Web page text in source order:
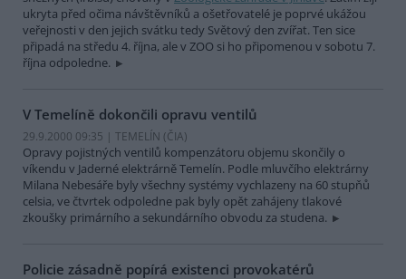
ukryta před očima návštěvníků a ošetřovatelé je poprvé ukážou
veřejnosti v den jejich svátku tedy Světový den zvířat. Ten sice
připadá na středu 4. října, ale v ZOO si ho připomenou v sobotu 7.
října odpoledne.
V Temelíně dokončili opravu ventilů
29.9.2000 09:35 | TEMELÍN (ČIA)
Opravy pojistných ventilů kompenzátoru objemu skončily o
víkendu v Jaderné elektrárně Temelín. Podle mluvčího elektrárny
Milana Nebesáře byly všechny systémy vychlazeny na 60 stupňů
celsia, ve čtvrtek odpoledne pak byly opět zahájeny tlakové
zkoušky primárního a sekundárního obvodu za studena.
Policie zásadně popírá existenci provokatérů